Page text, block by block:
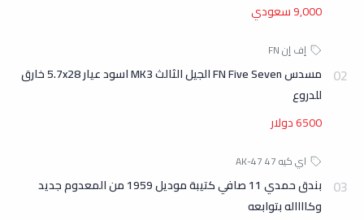
9,000 سعودي
مسدس FN Five Seven الجيل الثالث MK3 اسود عيار 5.7x28 خارق
للدروع
6500 دولار
بندق حمدي 11 صافي كتيبة موديل 1959 من المعدوم جديد
وكااااله بتوابعه